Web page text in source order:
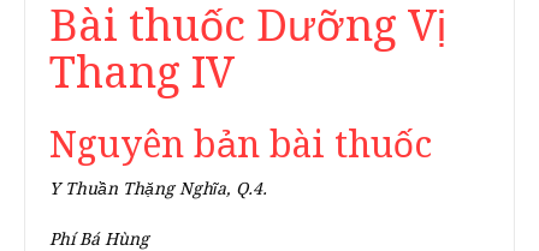
Bài thuốc Dưỡng Vị
Thang IV
Nguyên bản bài thuốc
Y Thuần Thặng Nghĩa, Q.4.
Phí Bá Hùng